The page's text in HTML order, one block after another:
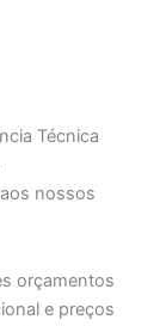
Técnica
nossos
orçamentos
e preços